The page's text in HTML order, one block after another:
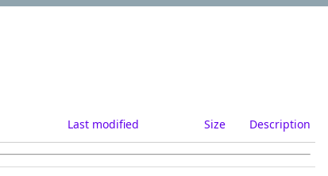
Last modified Size Description